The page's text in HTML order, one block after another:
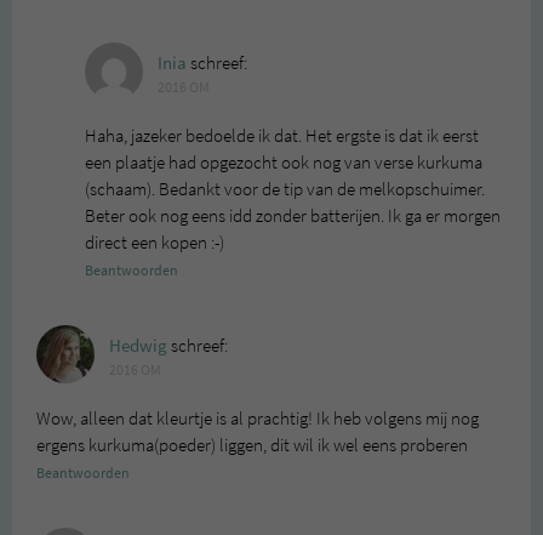
Inia schreef:
Haha, jazeker bedoelde ik dat. Het ergste is dat ik eerst
een plaatje had opgezocht ook nog van verse kurkuma
(schaam). Bedankt voor de tip van de melkopschuimer.
Beter ook nog eens idd zonder batterijen. Ik ga er morgen
direct een kopen :-)
Beantwoorden
Hedwig schreef:
Wow, alleen dat kleurtje is al prachtig! Ik heb volgens mij nog
ergens kurkuma(poeder) liggen, dit wil ik wel eens proberen
Beantwoorden